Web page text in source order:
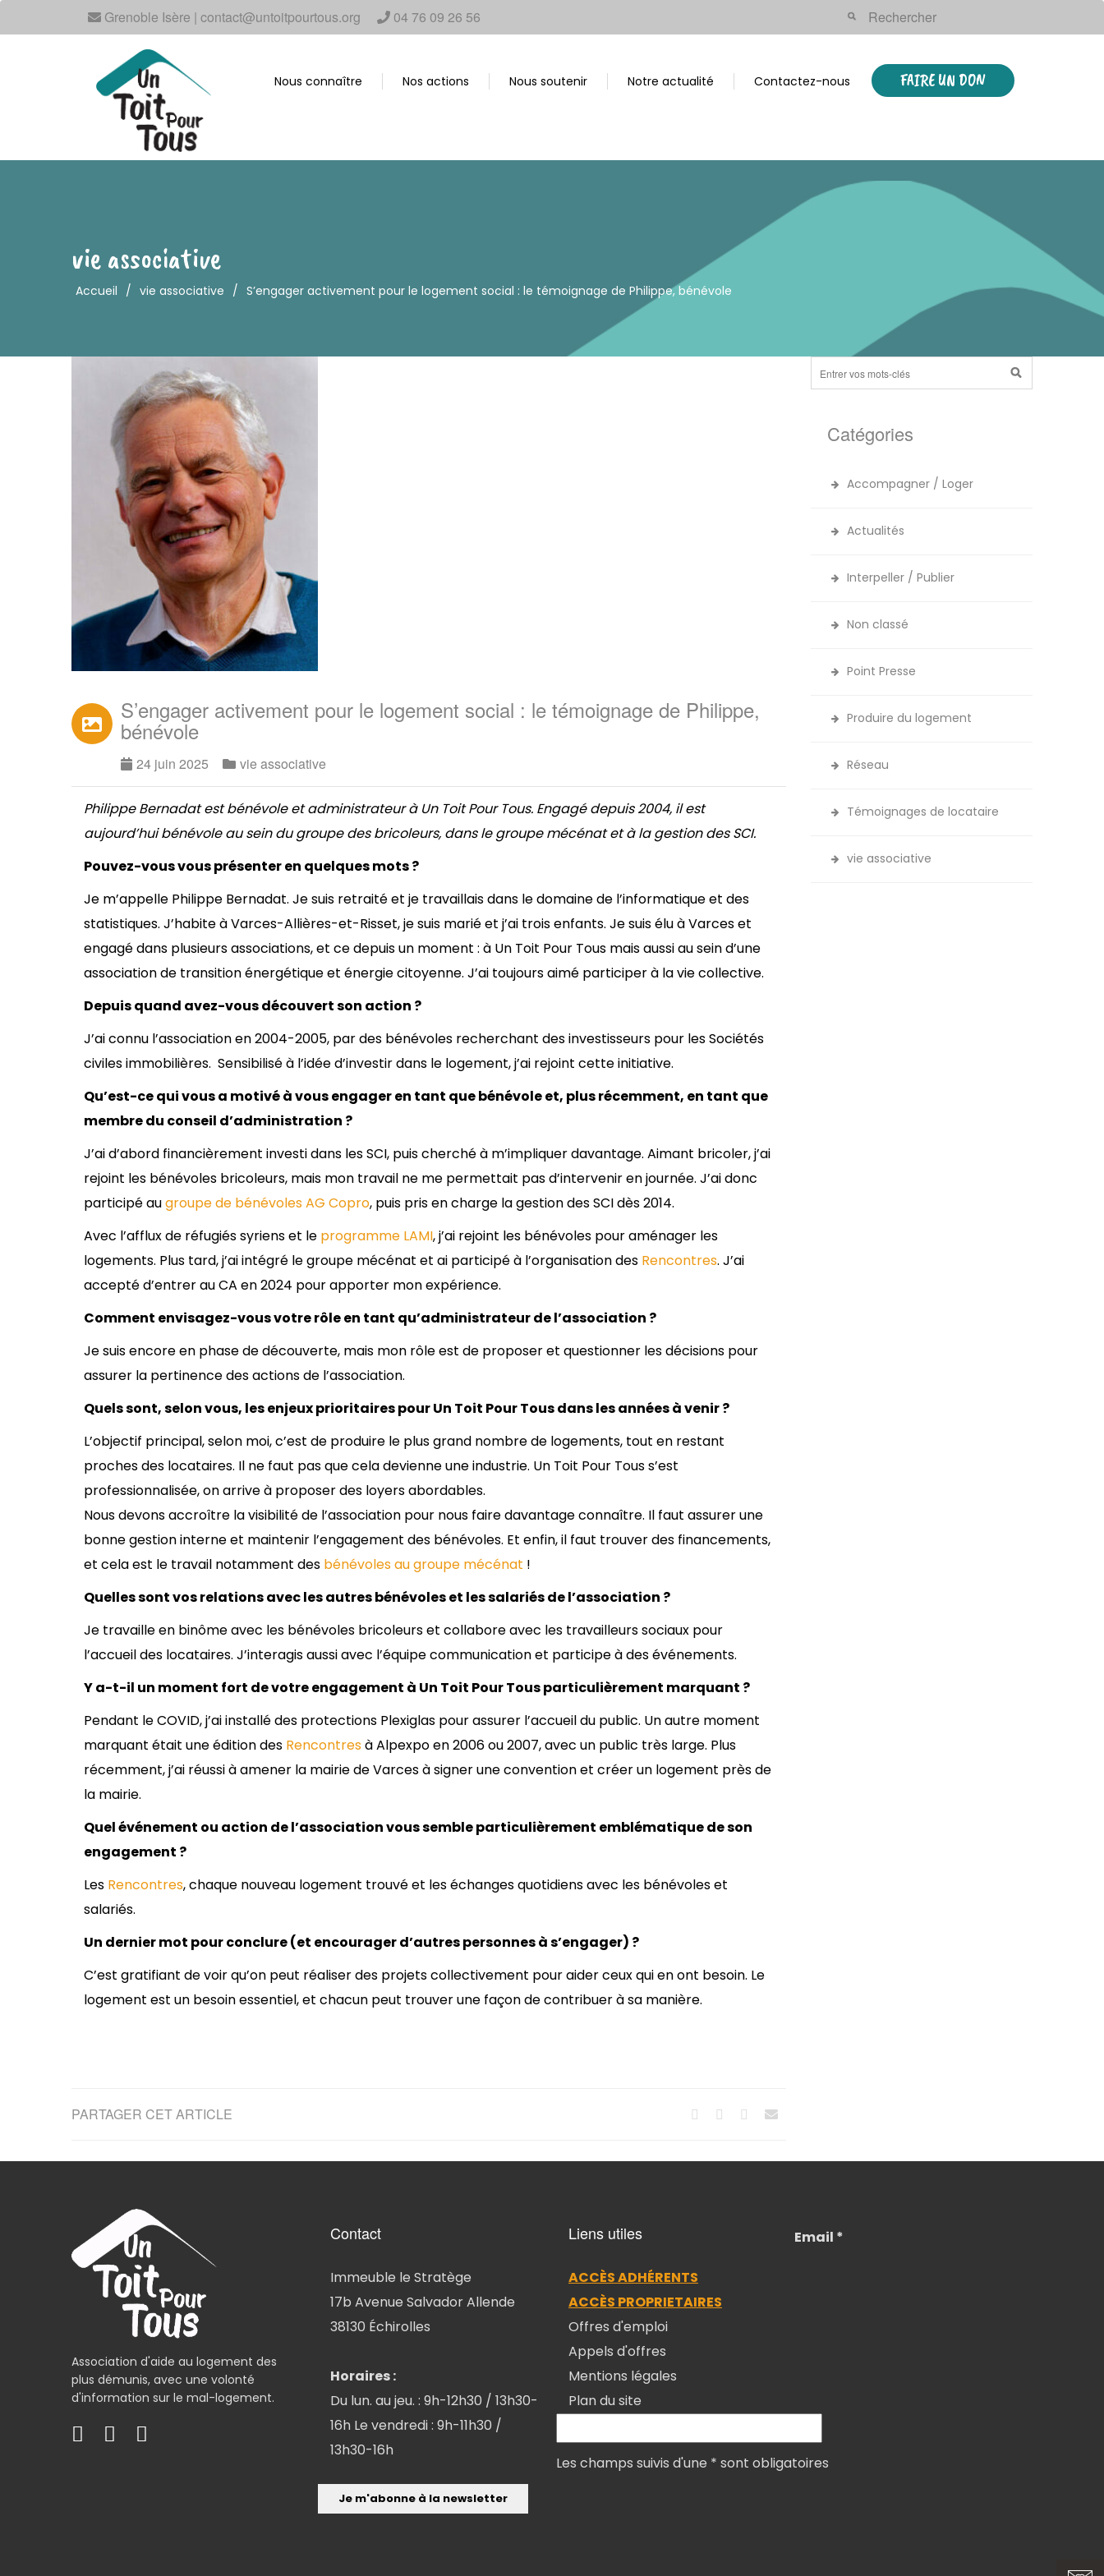
Grenoble Isère | contact@untoitpourtous.org 04 76 09 26 56
FAIRE UN DON
Nous connaître Nos actions Nous soutenir Notre actualité Contactez-nous
vie associative
Accueil / vie associative / S’engager activement pour le logement social : le témoignage de Philippe, bénévole
S’engager activement pour le logement social : le témoignage de Philippe,
bénévole
24 juin 2025 vie associative
Philippe Bernadat est bénévole et administrateur à Un Toit Pour Tous. Engagé depuis 2004, il est
aujourd’hui bénévole au sein du groupe des bricoleurs, dans le groupe mécénat et à la gestion des SCI.
Pouvez-vous vous présenter en quelques mots ?
Je m’appelle Philippe Bernadat. Je suis retraité et je travaillais dans le domaine de l’informatique et des
statistiques. J’habite à Varces-Allières-et-Risset, je suis marié et j’ai trois enfants. Je suis élu à Varces et
engagé dans plusieurs associations, et ce depuis un moment : à Un Toit Pour Tous mais aussi au sein d’une
association de transition énergétique et énergie citoyenne. J’ai toujours aimé participer à la vie collective.
Depuis quand avez-vous découvert son action ?
J’ai connu l’association en 2004-2005, par des bénévoles recherchant des investisseurs pour les Sociétés
civiles immobilières. Sensibilisé à l’idée d’investir dans le logement, j’ai rejoint cette initiative.
Qu’est-ce qui vous a motivé à vous engager en tant que bénévole et, plus récemment, en tant que
membre du conseil d’administration ?
J’ai d’abord financièrement investi dans les SCI, puis cherché à m’impliquer davantage. Aimant bricoler, j’ai
rejoint les bénévoles bricoleurs, mais mon travail ne me permettait pas d’intervenir en journée. J’ai donc
participé augroupe de bénévoles AG Copro, puis pris en charge la gestion des SCI dès 2014.
Avec l’afflux de réfugiés syriens et le programme LAMI, j’ai rejoint les bénévoles pour aménager les
logements. Plus tard, j’ai intégré le groupe mécénat et ai participé à l’organisation des Rencontres. J’ai
accepté d’entrer au CA en 2024 pour apporter mon expérience.
Comment envisagez-vous votre rôle en tant qu’administrateur de l’association ?
Je suis encore en phase de découverte, mais mon rôle est de proposer et questionner les décisions pour
assurer la pertinence des actions de l’association.
Quels sont, selon vous, les enjeux prioritaires pour Un Toit Pour Tous dans les années à venir ?
L’objectif principal, selon moi, c’est de produire le plus grand nombre de logements, tout en restant
proches des locataires. Il ne faut pas que cela devienne une industrie. Un Toit Pour Tous s’est
professionnalisée, on arrive à proposer des loyers abordables.
Nous devons accroître la visibilité de l’association pour nous faire davantage connaître. Il faut assurer une
bonne gestion interne et maintenir l’engagement des bénévoles. Et enfin, il faut trouver des financements,
et cela est le travail notamment des bénévoles au groupe mécénat !
Quelles sont vos relations avec les autres bénévoles et les salariés de l’association ?
Je travaille en binôme avec les bénévoles bricoleurs et collabore avec les travailleurs sociaux pour
l’accueil des locataires. J’interagis aussi avec l’équipe communication et participe à des événements.
Y a-t-il un moment fort de votre engagement à Un Toit Pour Tous particulièrement marquant ?
Pendant le COVID, j’ai installé des protections Plexiglas pour assurer l’accueil du public. Un autre moment
marquant était une édition des Rencontresà Alpexpo en 2006 ou 2007, avec un public très large. Plus
récemment, j’ai réussi à amener la mairie de Varces à signer une convention et créer un logement près de
la mairie.
Quel événement ou action de l’association vous semble particulièrement emblématique de son
engagement ?
Les Rencontres, chaque nouveau logement trouvé et les échanges quotidiens avec les bénévoles et
salariés.
Un dernier mot pour conclure (et encourager d’autres personnes à s’engager) ?
C’est gratifiant de voir qu’on peut réaliser des projets collectivement pour aider ceux qui en ont besoin. Le
logement est un besoin essentiel, et chacun peut trouver une façon de contribuer à sa manière.
PARTAGER CET ARTICLE
Catégories
Accompagner / Loger
Actualités
Interpeller / Publier
Non classé
Point Presse
Produire du logement
Réseau
Témoignages de locataire
vie associative
Association d'aide au logement des
plus démunis, avec une volonté
d'information sur le mal-logement.
Contact
Immeuble le Stratège
17b Avenue Salvador Allende
38130 Échirolles
Horaires :
Du lun. au jeu. : 9h-12h30 / 13h30-
16h Le vendredi : 9h-11h30 /
13h30-16h
Liens utiles
ACCÈS ADHÉRENTS
ACCÈS PROPRIETAIRES
Offres d'emploi
Appels d'offres
Mentions légales
Plan du site
Email *
Les champs suivis d'une * sont obligatoires